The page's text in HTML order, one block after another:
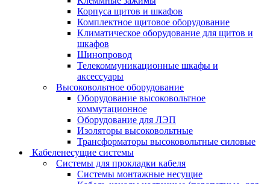
Корпуса щитов и шкафов
Комплектное щитовое оборудование
Климатическое оборудование для щитов и
шкафов
Шинопровод
Телекоммуникационные шкафы и
аксессуары
Высоковольтное оборудование
Оборудование высоковольтное
коммутационное
Оборудование для ЛЭП
Изоляторы высоковольтные
Трансформаторы высоковольтные силовые
Кабеленесущие системы
Системы для прокладки кабеля
Системы монтажные несущие